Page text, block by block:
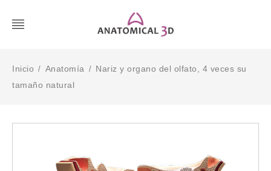
Inicio / Anatomía / Nariz y organo del olfato, 4 veces su
tamaño natural